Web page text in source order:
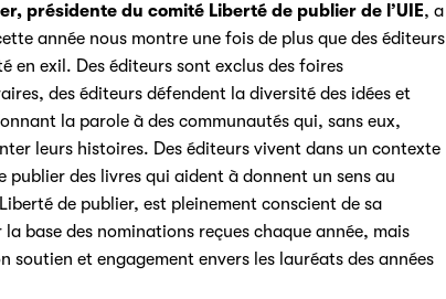
présidente du comité Liberté de publier de l’UIE, a
année nous montre une fois de plus que des éditeurs
en exil. Des éditeurs sont exclus des foires
des éditeurs défendent la diversité des idées et
la parole à des communautés qui, sans eux,
leurs histoires. Des éditeurs vivent dans un contexte
des livres qui aident à donnent un sens au
de publier, est pleinement conscient de sa
base des nominations reçues chaque année, mais
soutien et engagement envers les lauréats des années